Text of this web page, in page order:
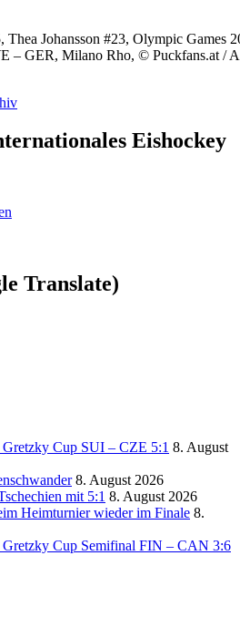
Thea Johansson #23, Olympic Games
– GER, Milano Rho, © Puckfans.at /
Eishockey
Translate)
Cup SUI – CZE 5:1 8. August
8. August 2026
mit 5:1 8. August 2026
Heimturnier wieder im Finale 8.
Cup Semifinal FIN – CAN 3:6